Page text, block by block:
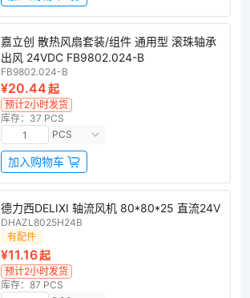
嘉立创 散热风扇套装/组件 通用型 滚珠轴承
出风 24VDC FB9802.024-B
FB9802.024-B
¥20.44起
预计2小时发货
库存：37 PCS
PCS
加入购物车
德力西DELIXI 轴流风机 80*80*25 直流24V
DHAZL8025H24B
有配件
¥11.16起
预计2小时发货
库存：87 PCS